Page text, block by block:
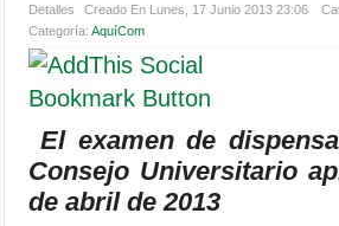
Detalles Creado En Lunes, 17 Junio 2013 23:06
Categoría: AquíCom
El examen de
Consejo Universitario
de abril de 2013